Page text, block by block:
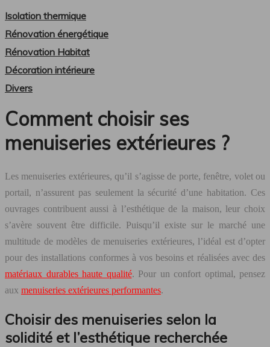
Isolation thermique
Rénovation énergétique
Rénovation Habitat
Décoration intérieure
Divers
Comment choisir ses
menuiseries extérieures ?
Les menuiseries extérieures, qu’il s’agisse de porte, fenêtre, volet ou
portail, n’assurent pas seulement la sécurité d’une habitation. Ces
ouvrages contribuent aussi à l’esthétique de la maison, leur choix
s’avère souvent être difficile. Puisqu’il existe sur le marché une
multitude de modèles de menuiseries extérieures, l’idéal est d’opter
pour des installations conformes à vos besoins et réalisées avec des
matériaux durables haute qualité. Pour un confort optimal, pensez
aux menuiseries extérieures performantes.
Choisir des menuiseries selon la
solidité et l’esthétique recherchée